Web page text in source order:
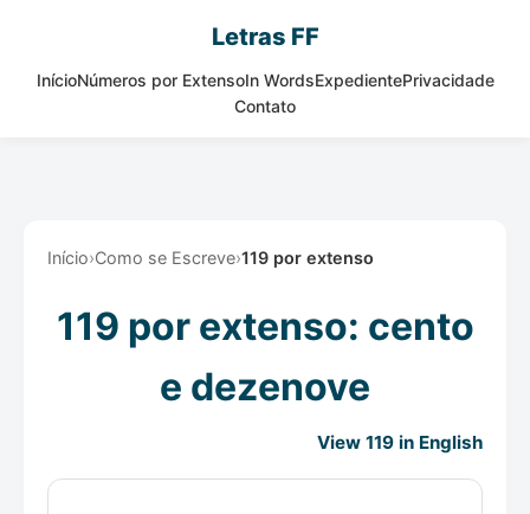
Letras FF
InícioNúmeros por ExtensoIn WordsExpedientePrivacidade
Contato
Início›Como se Escreve›119 por extenso
119 por extenso: cento
e dezenove
View 119 in English